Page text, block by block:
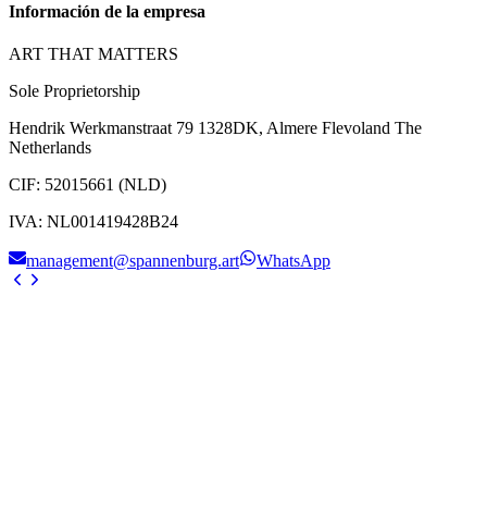
Información de la empresa
ART THAT MATTERS
Sole Proprietorship
Hendrik Werkmanstraat 79 1328DK, Almere Flevoland The
Netherlands
CIF: 52015661 (NLD)
IVA: NL001419428B24
management@spannenburg.art WhatsApp